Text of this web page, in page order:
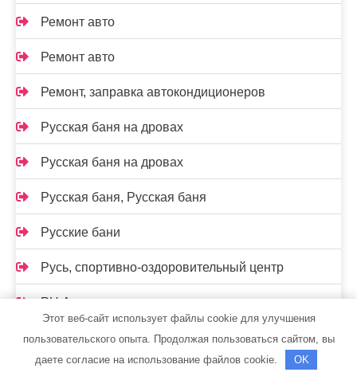
Ремонт авто
Ремонт авто
Ремонт, заправка автокондиционеров
Русская баня на дровах
Русская баня на дровах
Русская баня, Русская баня
Русские бани
Русь, спортивно-оздоровительный центр
РЦ Автодилер
Рэн, сервисный автокомплекс
Этот веб-сайт использует файлы cookie для улучшения
пользовательского опыта. Продолжая пользоваться сайтом, вы
даете согласие на использование файлов cookie.
OK